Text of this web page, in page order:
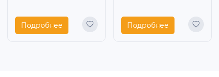
Подробнее Подробнее